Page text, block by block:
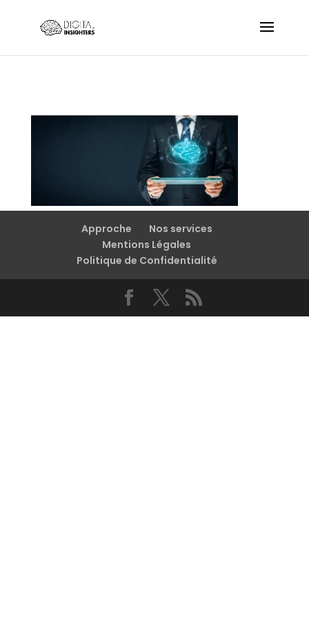
Approche
Nos services
Mentions Légales
Politique de Confidentialité